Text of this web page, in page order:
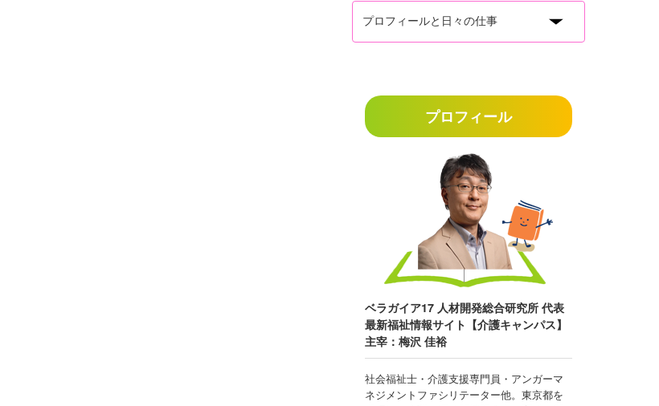
プロフィール
ベラガイア17 人材開発総合研究所 代表
最新福祉情報サイト【介護キャンパス】
主宰：梅沢 佳裕
社会福祉士・介護支援専門員・アンガーマ
ネジメントファシリテーター他。東京都を